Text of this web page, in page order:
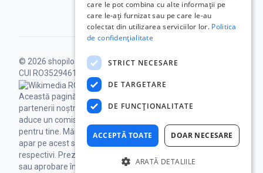
Cookie
© 2026 shopilo.ro. Operat de DontPayFull SRL |
CUI RO35294618.
Toate drepturile rezervate.
Această pagină poate conține linkuri către
partenerii noștri, iar achizițiile prin acestea ne pot
aduce un comision, fără niciun cost suplimentar
pentru tine. Mărcile comerciale ale terților care
apar pe acest site sunt proprietatea deținătorilor
respectivi. Prezența lor nu implică nicio afiliere
sau aprobare între Shopilo și terții respectivi.
care le pot combina cu alte informații pe
care le-ați furnizat sau pe care le-au
colectat din utilizarea serviciilor lor. Politica
de confidențialitate
STRICT NECESARE
DE TARGETARE
DE FUNCŢIONALITATE
ACCEPTĂ TOATE DOAR NECESARE
ARATĂ DETALIILE